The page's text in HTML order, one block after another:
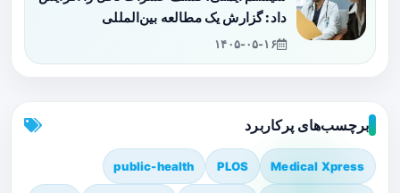
داد: گزارش یک مطالعه بین‌المللی
۱۴۰۵-۰۵-۱۶
برچسب‌های پرکاربرد
Medical Xpress
PLOS
public-health